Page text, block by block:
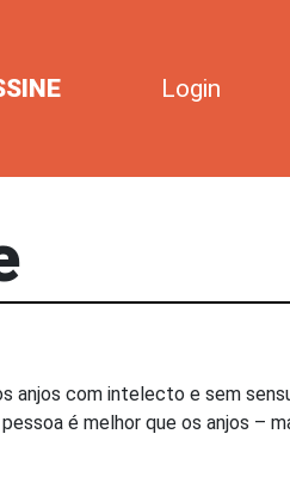
Login
com intelecto e sem
é melhor que os anjos –